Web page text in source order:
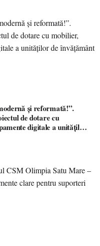
și reformată!”.
de dotare cu
digitale a unităților